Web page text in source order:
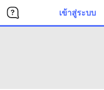
เข้าสู่ระบบ